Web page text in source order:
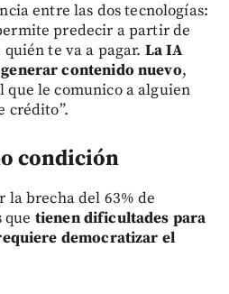
entre las dos tecnologías:
predecir a partir de
te va a pagar. La IA
contenido nuevo,
que le comunico a alguien
crédito”.
condición
la brecha del 63% de
que tienen dificultades para
democratizar el